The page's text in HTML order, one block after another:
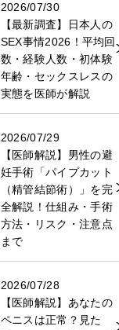
2026/07/30
【最新調査】日本人の
SEX事情2026！平均回
数・経験人数・初体験
年齢・セックスレスの
実態を医師が解説
2026/07/29
【医師解説】男性の避
妊手術「パイプカット
（精管結節術）」を完
全解説！仕組み・手術
方法・リスク・注意点
まで
2026/07/28
【医師解説】あなたの
ペニスは正常？見た